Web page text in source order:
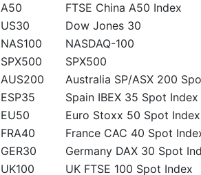
A50
FTSE China A50 Index
US30
Dow Jones 30
NAS100
NASDAQ-100
SPX500
SPX500
AUS200
Australia SP/ASX 200
ESP35
Spain IBEX 35 Spot Index
EU50
Euro Stoxx 50 Spot Index
FRA40
France CAC 40 Spot
GER30
Germany DAX 30 Spot
UK100
UK FTSE 100 Spot Index